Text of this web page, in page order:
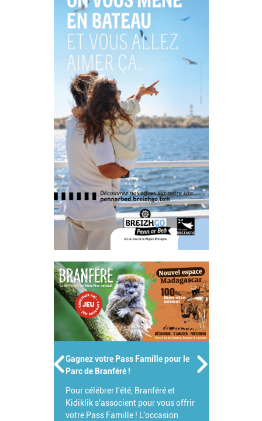
Gagnez votre Pass Famille pour le
Parc de Branféré !
Pour célébrer l'été, Branféré et
Kidiklik s'associent pour vous offrir
votre Pass Famille ! L'occasion